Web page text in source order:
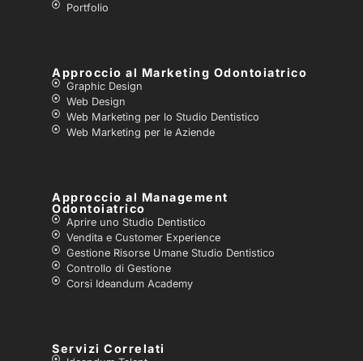
Portfolio
Approccio al Marketing Odontoiatrico
Graphic Design
Web Design
Web Marketing per lo Studio Dentistico
Web Marketing per le Aziende
Approccio al Management
Odontoiatrico
Aprire uno Studio Dentistico
Vendita e Customer Experience
Gestione Risorse Umane Studio Dentistico
Controllo di Gestione
Corsi Ideandum Academy
Servizi Correlati